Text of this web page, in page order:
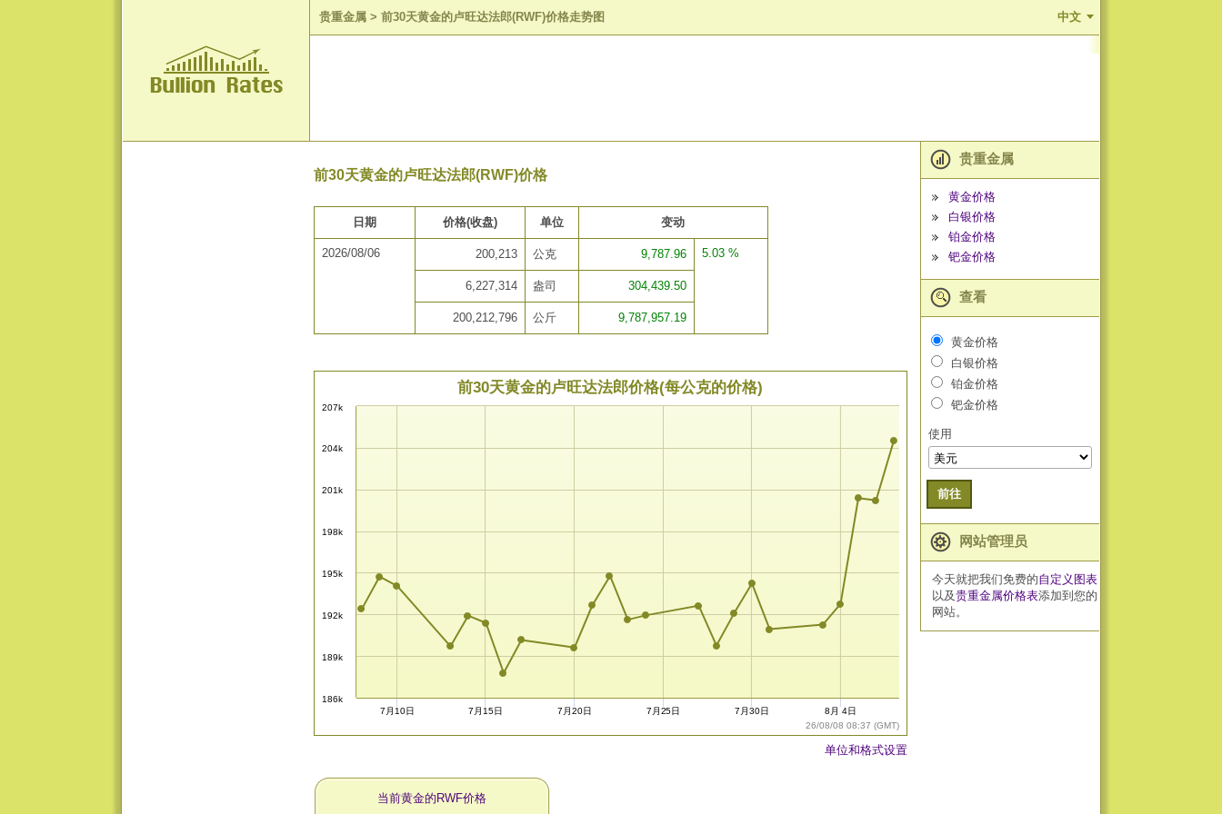
贵重金属 > 前30天黄金的卢旺达法郎(RWF)价格走势图 中文
前30天黄金的卢旺达法郎(RWF)价格
日期 价格(收盘) 单位 变动
2026/08/06 200,213 公克 9,787.96 5.03 %
6,227,314 盎司 304,439.50
200,212,796 公斤 9,787,957.19
26/08/08 08:37 (GMT)
前30天黄金的卢旺达法郎价格(每公克的价格)
186k
189k
192k
195k
198k
201k
204k
207k
7月10日 7月15日 7月20日 7月25日 7月30日 8月 4日
单位和格式设置
当前黄金的RWF价格
贵重金属
黄金价格
白银价格
铂金价格
钯金价格
查看
黄金价格
白银价格
铂金价格
钯金价格
使用
前往
网站管理员
今天就把我们免费的自定义图表
以及贵重金属价格表添加到您的
网站。